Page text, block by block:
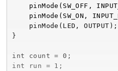
}
int count = 0;
int run = 1;